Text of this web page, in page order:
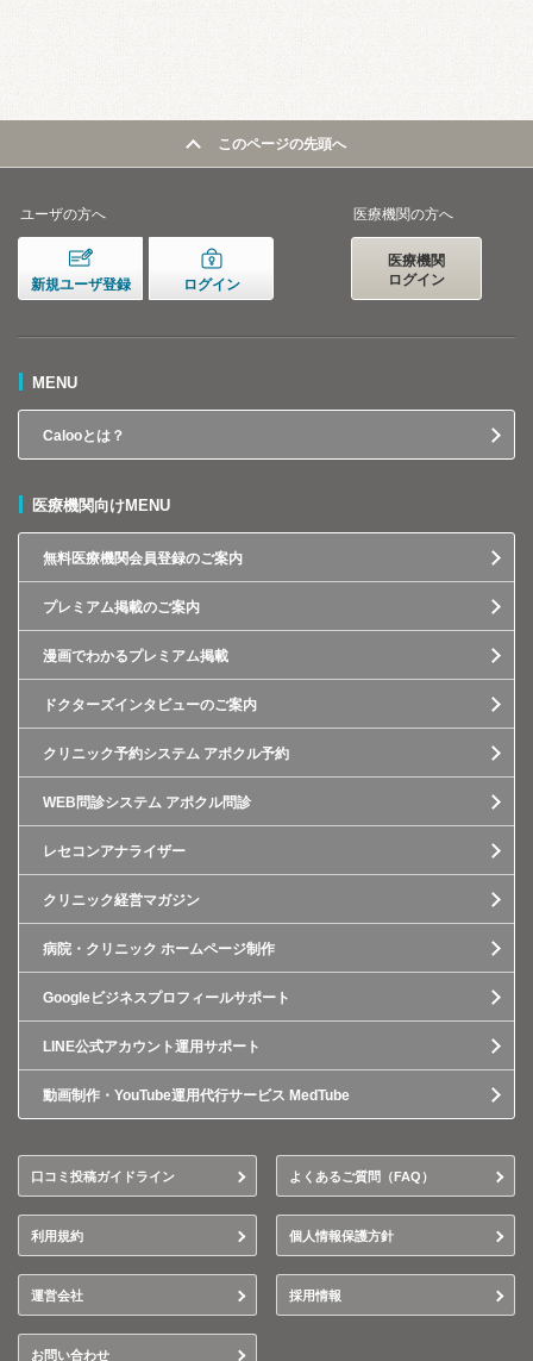
このページの先頭へ
ユーザの方へ
新規ユーザ登録 ログイン
医療機関の方へ
医療機関
ログイン
MENU
Calooとは？
医療機関向けMENU
無料医療機関会員登録のご案内
プレミアム掲載のご案内
漫画でわかるプレミアム掲載
ドクターズインタビューのご案内
クリニック予約システム アポクル予約
WEB問診システム アポクル問診
レセコンアナライザー
クリニック経営マガジン
病院・クリニック ホームページ制作
Googleビジネスプロフィールサポート
LINE公式アカウント運用サポート
動画制作・YouTube運用代行サービス MedTube
口コミ投稿ガイドライン よくあるご質問（FAQ）
利用規約 個人情報保護方針
運営会社 採用情報
お問い合わせ